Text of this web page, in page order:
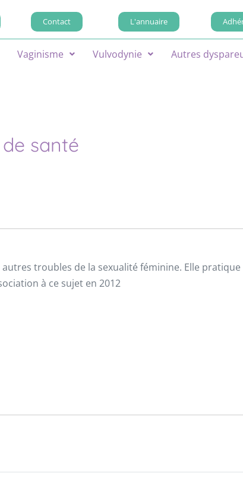
Contact L'annuaire
Vaginisme Vulvodynie Autres
santé
troubles de la sexualité féminine. Elle
à ce sujet en 2012